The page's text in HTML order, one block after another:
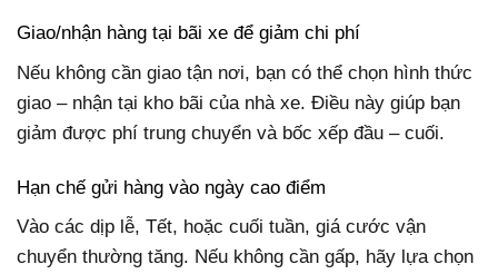
Giao/nhận hàng tại bãi xe để giảm chi phí
Nếu không cần giao tận nơi, bạn có thể chọn hình thức
giao – nhận tại kho bãi của nhà xe. Điều này giúp bạn
giảm được phí trung chuyển và bốc xếp đầu – cuối.
Hạn chế gửi hàng vào ngày cao điểm
Vào các dịp lễ, Tết, hoặc cuối tuần, giá cước vận
chuyển thường tăng. Nếu không cần gấp, hãy lựa chọn